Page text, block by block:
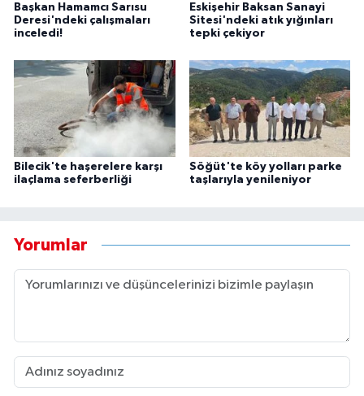
Başkan Hamamcı Sarısu
Deresi'ndeki çalışmaları
inceledi!
Eskişehir Baksan Sanayi
Sitesi'ndeki atık yığınları
tepki çekiyor
Bilecik'te haşerelere karşı
ilaçlama seferberliği
Söğüt'te köy yolları parke
taşlarıyla yenileniyor
Yorumlar